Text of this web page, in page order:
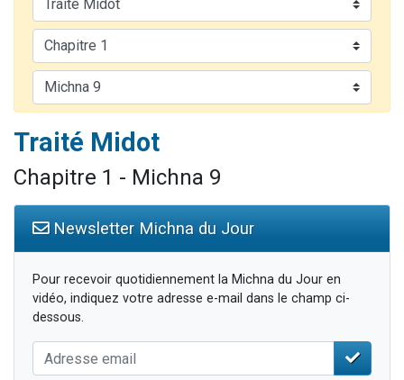
Il reste 49 places pour étudier en groupe sur Zoom
Ariel vient de donner son Maasser
Traité Midot
Chapitre 1 - Michna 9
Newsletter Michna du Jour
Pour recevoir quotidiennement la Michna du Jour en
vidéo, indiquez votre adresse e-mail dans le champ ci-
dessous.